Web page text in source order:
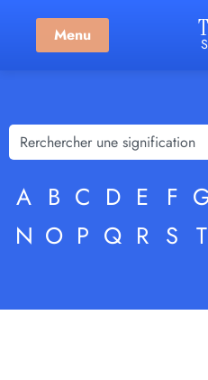
Menu
A B C D E F
N O P Q R S T